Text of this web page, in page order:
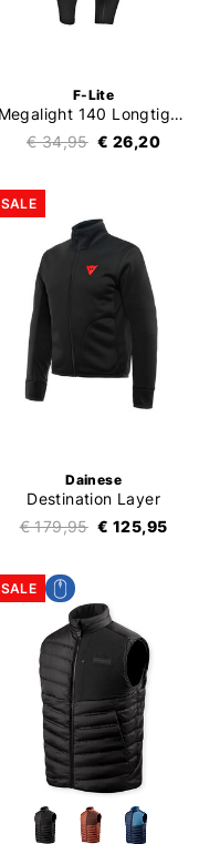
F-Lite
Megalight 140 Longtight Ladies
€ 34,95 € 26,20
SALE
Dainese
Destination Layer
€ 179,95 € 125,95
SALE